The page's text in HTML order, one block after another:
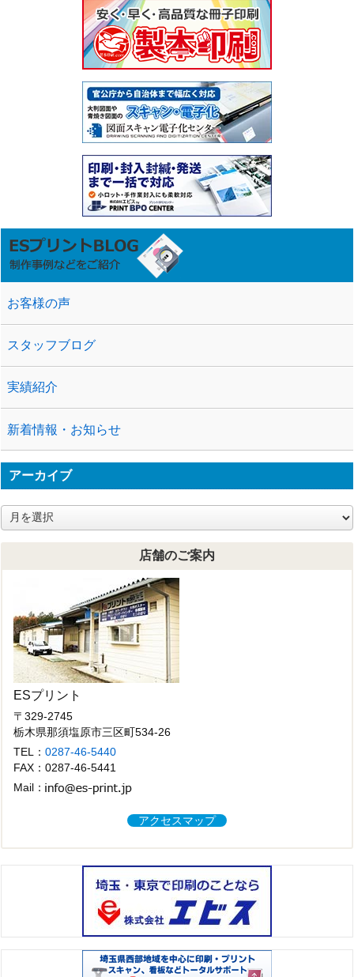
お客様の声
スタッフブログ
実績紹介
新着情報・お知らせ
アーカイブ
ア
ー
カ
店舗のご案内
ESプリント
〒329-2745
栃木県那須塩原市三区町534-26
TEL：0287-46-5440
FAX：0287-46-5441
Mail：
アクセスマップ